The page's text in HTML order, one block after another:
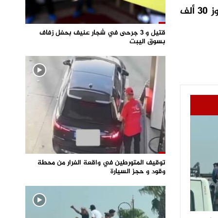
و كان شخصان ملثمان قد أقدما، على اقتحام وكالة لتحويل الأموال، و الاستيلاء على مبلغ مالي تجاوز 30 ألف
قتيل و 3 جرحى في شجار عنيف بحفل زفاف
بسوق اليبت
توقيف المتورطين في واقعة الفرار من محطة
وقود و حجز السيارة